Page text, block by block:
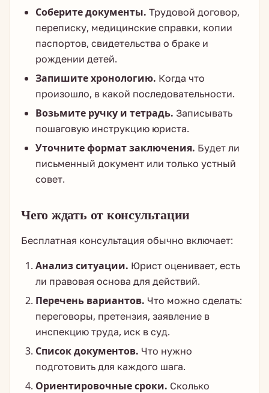
Соберите документы. Трудовой договор,
переписку, медицинские справки, копии
паспортов, свидетельства о браке и
рождении детей.
Запишите хронологию. Когда что
произошло, в какой последовательности.
Возьмите ручку и тетрадь. Записывать
пошаговую инструкцию юриста.
Уточните формат заключения. Будет ли
письменный документ или только устный
совет.
Чего ждать от консультации
Бесплатная консультация обычно включает:
Анализ ситуации. Юрист оценивает, есть
ли правовая основа для действий.
Перечень вариантов. Что можно сделать:
переговоры, претензия, заявление в
инспекцию труда, иск в суд.
Список документов. Что нужно
подготовить для каждого шага.
Ориентировочные сроки. Сколько